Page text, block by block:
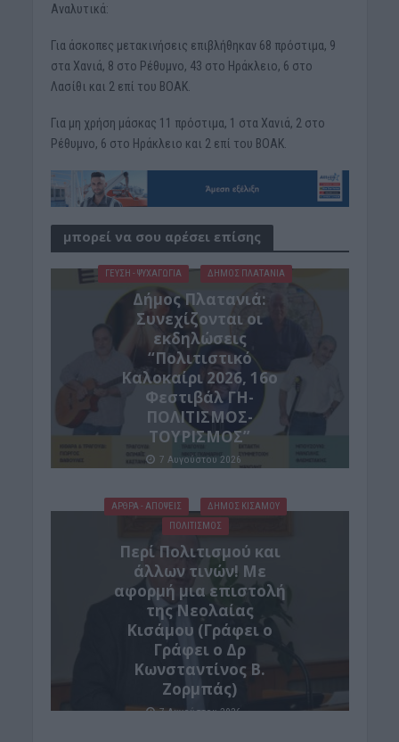
Αναλυτικά:
Για άσκοπες μετακινήσεις επιβλήθηκαν 68 πρόστιμα, 9
στα Χανιά, 8 στο Ρέθυμνο, 43 στο Ηράκλειο, 6 στο
Λασίθι και 2 επί του ΒΟΑΚ.
Για μη χρήση μάσκας 11 πρόστιμα, 1 στα Χανιά, 2 στο
Ρέθυμνο, 6 στο Ηράκλειο και 2 επί του ΒΟΑΚ.
μπορεί να σου αρέσει επίσης
ΓΕΎΣΗ - ΨΥΧΑΓΩΓΊΑ ΔΉΜΟΣ ΠΛΑΤΑΝΙΆ
Δήμος Πλατανιά:
Συνεχίζονται οι
εκδηλώσεις
“Πολιτιστικό
Καλοκαίρι 2026, 16ο
Φεστιβάλ ΓΗ-
ΠΟΛΙΤΙΣΜΟΣ-
ΤΟΥΡΙΣΜΟΣ”
7 Αυγούστου 2026
ΑΡΘΡΑ - ΑΠΟΨΕΙΣ
ΔΉΜΟΣ ΚΙΣΆΜΟΥ
ΠΟΛΙΤΙΣΜΟΣ
Περί Πολιτισμού και
άλλων τινών! Mε
αφορμή μια επιστολή
της Νεολαίας
Κισάμου (Γράφει ο
Γράφει ο Δρ
Κωνσταντίνος Β.
Ζορμπάς)
7 Αυγούστου 2026